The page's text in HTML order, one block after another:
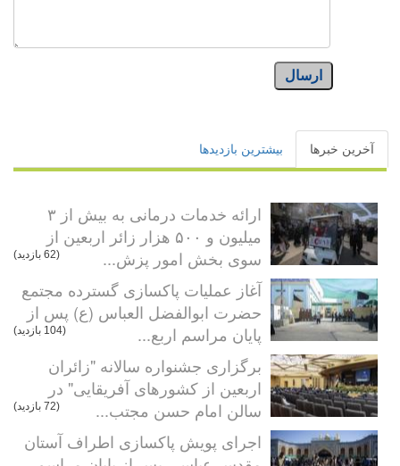
ارسال
آخرین خبرها بیشترین بازدیدها
ارائه خدمات درمانی به بیش از ۳
میلیون و ۵۰۰ هزار زائر اربعین از
سوی بخش امور پزش...
(62 بازدید)
آغاز عملیات پاکسازی گسترده مجتمع
حضرت ابوالفضل العباس (ع) پس از
پایان مراسم اربع...
(104 بازدید)
برگزاری جشنواره سالانه "زائران
اربعین از کشورهای آفریقایی" در
سالن امام حسن مجتب...
(72 بازدید)
اجرای پویش پاکسازی اطراف آستان